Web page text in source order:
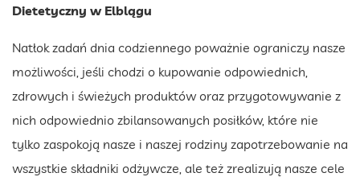
Dietetyczny w Elblągu
Natłok zadań dnia codziennego poważnie ograniczy nasze
możliwości, jeśli chodzi o kupowanie odpowiednich,
zdrowych i świeżych produktów oraz przygotowywanie z
nich odpowiednio zbilansowanych posiłków, które nie
tylko zaspokoją nasze i naszej rodziny zapotrzebowanie na
wszystkie składniki odżywcze, ale też zrealizują nasze cele